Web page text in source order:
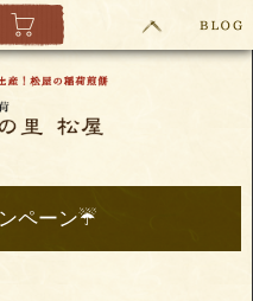
ペーン☔